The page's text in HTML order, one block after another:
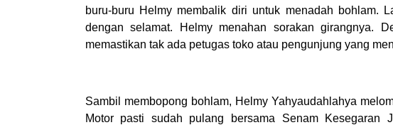
buru-buru Helmy membalik diri untuk menadah bohlam.
dengan selamat. Helmy menahan sorakan girangnya.
memastikan tak ada petugas toko atau pengunjung yang
Sambil membopong bohlam, Helmy Yahyaudahlahya
Motor pasti sudah pulang bersama Senam Kesegaran